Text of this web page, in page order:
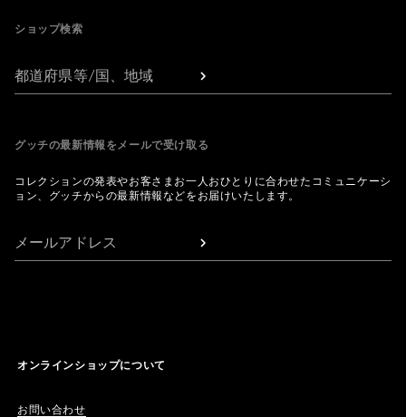
ショップ検索
都道府県等/国、地域
グッチの最新情報をメールで受け取る
コレクションの発表やお客さまお一人おひとりに合わせたコミュニケーシ
ョン、グッチからの最新情報などをお届けいたします。
メールアドレス
オンラインショップについて
お問い合わせ